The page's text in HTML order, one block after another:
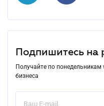
Подпишитесь на
Получайте по
бизнеса